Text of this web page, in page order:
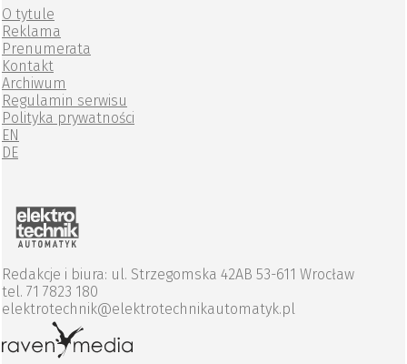
O tytule
Reklama
Prenumerata
Kontakt
Archiwum
Regulamin serwisu
Polityka prywatności
EN
DE
Redakcje i biura: ul. Strzegomska 42AB 53-611 Wrocław
tel. 71 7823 180
elektrotechnik@elektrotechnikautomatyk.pl